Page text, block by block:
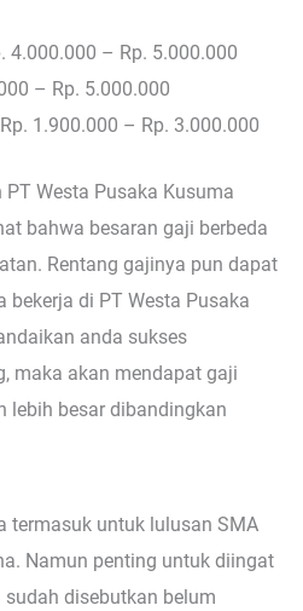
4.000.000 – Rp. 5.000.000
– Rp. 5.000.000
1.900.000 – Rp. 3.000.000
Westa Pusaka Kusuma
bahwa besaran gaji berbeda
Rentang gajinya pun dapat
di PT Westa Pusaka
anda sukses
maka akan mendapat gaji
lebih besar dibandingkan
termasuk untuk lulusan SMA
Namun penting untuk diingat
disebutkan belum